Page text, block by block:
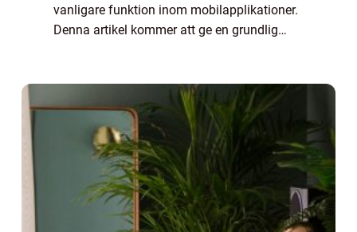
vanligare funktion inom mobilapplikationer.
Denna artikel kommer att ge en grundlig